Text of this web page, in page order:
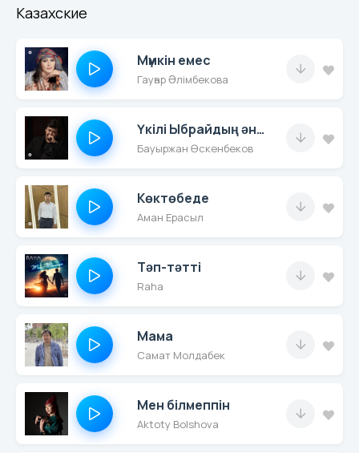
Казахские
Мүмкін емес
Гауһар Әлімбекова
Үкілі Ыбрайдың әні Қараторғай
Бауыржан Өскенбеков
Көктөбеде
Аман Ерасыл
Тәп-тәтті
Raha
Мама
Самат Молдабек
Мен білмеппін
Aktoty Bolshova